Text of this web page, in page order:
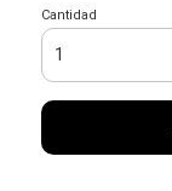
Cantidad